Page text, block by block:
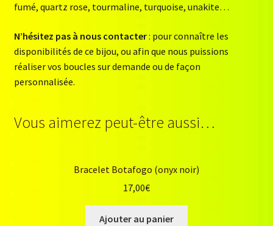
fumé, quartz rose, tourmaline, turquoise, unakite…
N’hésitez pas à nous contacter: pour connaître les
disponibilités de ce bijou, ou afin que nous puissions
réaliser vos boucles sur demande ou de façon
personnalisée.
Vous aimerez peut-être aussi…
Bracelet Botafogo (onyx noir)
17,00€
Ajouter au panier